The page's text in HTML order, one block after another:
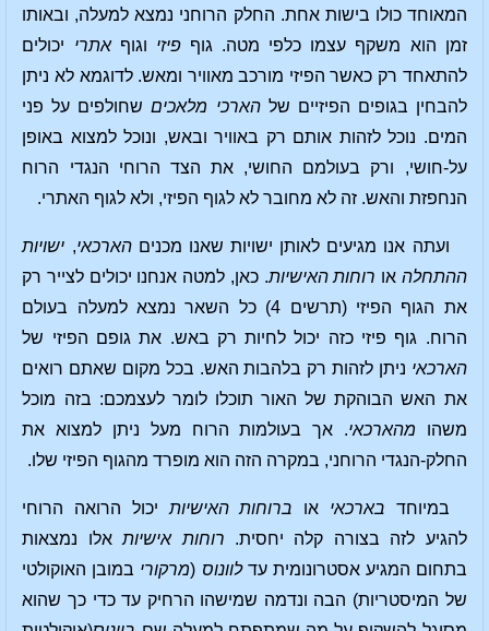
המאוחד כולו בישות אחת. החלק הרוחני נמצא למעלה, ובאותו
זמן הוא משקף עצמו כלפי מטה. גוףפיזי וגוףאתרי יכולים
להתאחד רק כאשר הפיזי מורכב מאוויר ומאש. לדוגמא לא ניתן
להבחין בגופים הפיזיים שלהארכי מלאכים שחולפים על פני
המים. נוכל לזהות אותם רק באוויר ובאש, ונוכל למצוא באופן
על-חושי, ורק בעולמם החושי, את הצד הרוחי הנגדי הרוח
הנחפזת והאש. זה לא מחובר לא לגוף הפיזי, ולא לגוף האתרי.
ועתה אנו מגיעים לאותן ישויות שאנו מכניםהארכאי, ישויות
ההתחלה או רוחות האישיות. כאן, למטה אנחנו יכולים לצייר רק
את הגוף הפיזי (תרשים 4) כל השאר נמצא למעלה בעולם
הרוח. גוף פיזי כזה יכול לחיות רק באש. את גופם הפיזי של
הארכאי ניתן לזהות רק בלהבות האש. בכל מקום שאתם רואים
את האש הבוהקת של האור תוכלו לומר לעצמכם: בזה מוכל
משהו מהארכאי. אך בעולמות הרוח מעל ניתן למצוא את
החלק-הנגדי הרוחני, במקרה הזה הוא מופרד מהגוף הפיזי שלו.
במיוחד בארכאי או ברוחות האישיות יכול הרואה הרוחי
להגיע לזה בצורה קלה יחסית. רוחות אישיותאלו נמצאות
בתחום המגיע אסטרונומית עדלוונוס (מרקורי במובן האוקולטי
של המיסטריות) הבה ונדמה שמישהו הרחיק עד כדי כך שהוא